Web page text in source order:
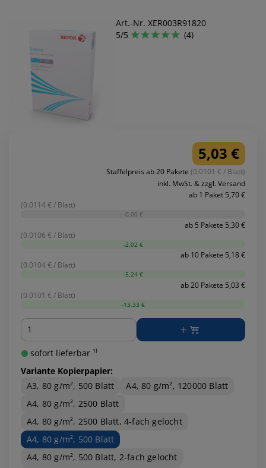
Art.-Nr. XER003R91820
5/5
(4)
5,03 €
Staffelpreis ab 20 Pakete (0.0101 € / Blatt)
inkl. MwSt. & zzgl. Versand
ab 1 Paket 5,70 €
(0.0114 € / Blatt)
-0,00 €
ab 5 Pakete 5,30 €
(0.0106 € / Blatt)
-2,02 €
ab 10 Pakete 5,18 €
(0.0104 € / Blatt)
-5,24 €
ab 20 Pakete 5,03 €
(0.0101 € / Blatt)
-13,33 €
Menge
sofort lieferbar ¹⁾
Variante Kopierpapier:
A3, 80 g/m², 500 Blatt
A4, 80 g/m², 120000 Blatt
A4, 80 g/m², 2500 Blatt
A4, 80 g/m², 2500 Blatt, 4-fach gelocht
A4, 80 g/m², 500 Blatt
A4, 80 g/m², 500 Blatt, 2-fach gelocht